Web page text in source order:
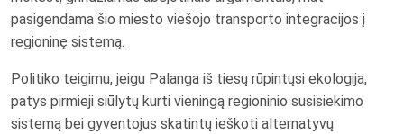
pasigendama šio miesto viešojo transporto integracijos į
regioninę sistemą.
Politiko teigimu, jeigu Palanga iš tiesų rūpintųsi ekologija,
patys pirmieji siūlytų kurti vieningą regioninio susisiekimo
sistemą bei gyventojus skatintų ieškoti alternatyvų